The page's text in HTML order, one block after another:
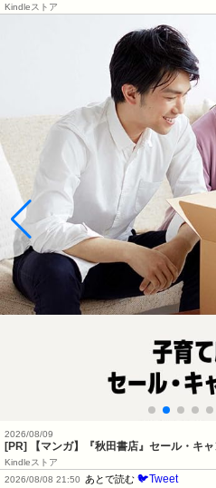
Kindleストア
2026/08/09
[PR] 【マンガ】『秋田書店』セール・キ
Kindleストア
2026/08/08 21:50
あとで読む 🐦Tweet